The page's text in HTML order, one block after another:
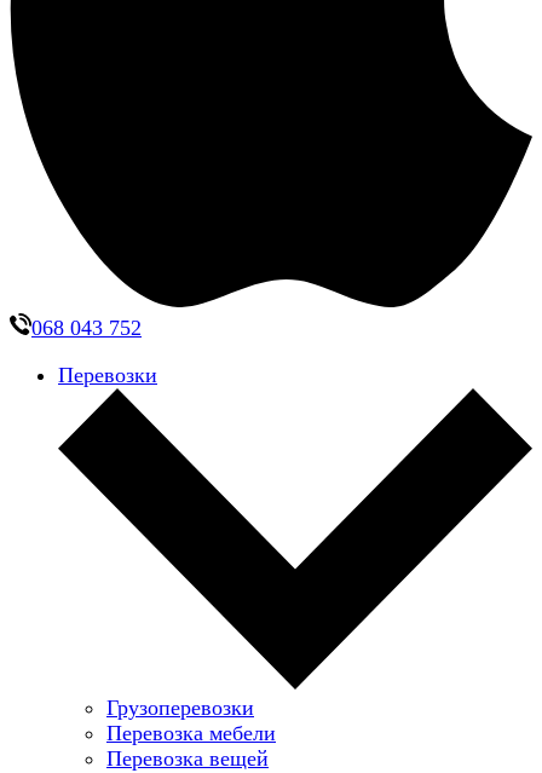
068 043 752
Перевозки
Грузоперевозки
Перевозка мебели
Перевозка вещей